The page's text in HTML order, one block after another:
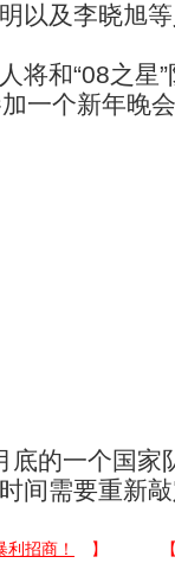
以及李晓旭
和“08之星”
一个新年晚
底的一个国
间需要重新